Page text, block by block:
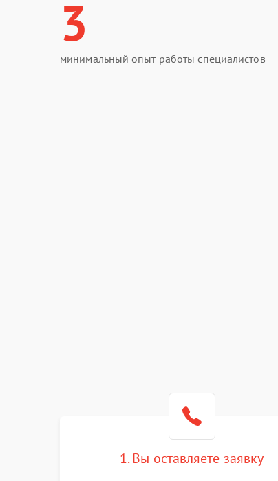
3
минимальный опыт работы специалистов
1. Вы оставляете заявку